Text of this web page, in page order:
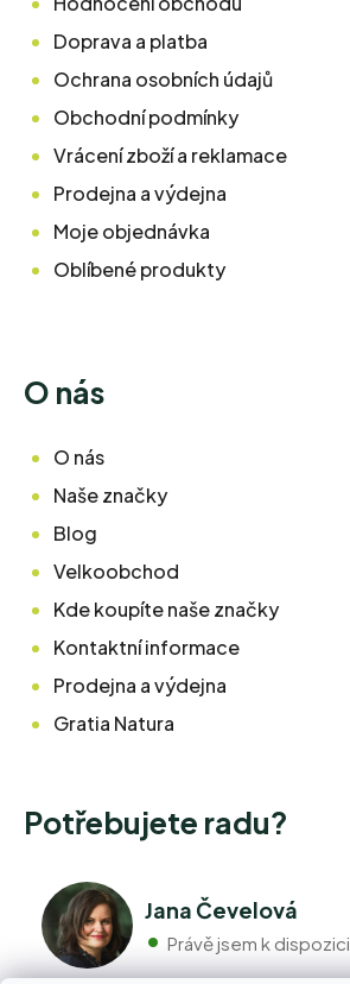
Doprava a platba
Ochrana osobních údajů
Obchodní podmínky
Vrácení zboží a reklamace
Prodejna a výdejna
Moje objednávka
Oblíbené produkty
O nás
O nás
Naše značky
Blog
Velkoobchod
Kde koupíte naše značky
Kontaktní informace
Prodejna a výdejna
Gratia Natura
Potřebujete radu?
Jana Čevelová
Právě jsem k dispozici